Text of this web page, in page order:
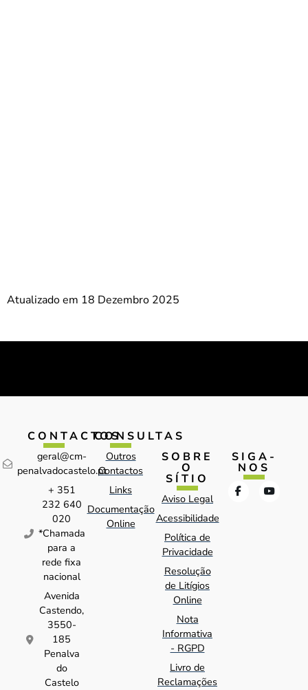
Atualizado em 18 Dezembro 2025
CONTACTOS
geral@cm-
penalvadocastelo.pt
+ 351
232 640
020
*Chamada
para a
rede fixa
nacional
Avenida
Castendo,
3550-
185
Penalva
do
Castelo
CONSULTAS
Outros
Contactos
Links
Documentação
Online
SOBRE
O
SÍTIO
Aviso Legal
Acessibilidade
Política de
Privacidade
Resolução
de Litígios
Online
Nota
Informativa
- RGPD
Livro de
Reclamações
SIGA-
NOS